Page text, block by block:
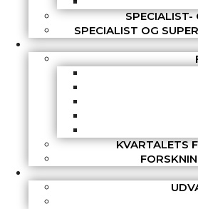
SPECIALIST-
SPECIALIST OG
KVARTALETS